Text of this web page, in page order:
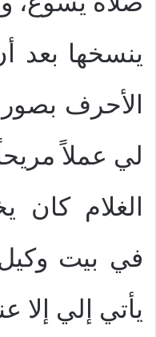
ينسخها بعد
الأحرف
لي عملاً
الغلام كان
في بيت وكيل
يأتي إلي إلا